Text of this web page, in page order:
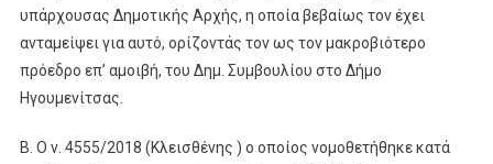
υπάρχουσας Δημοτικής Αρχής, η οποία βεβαίως τον έχει
ανταμείψει για αυτό, ορίζοντάς τον ως τον μακροβιότερο
πρόεδρο επ’ αμοιβή, του Δημ. Συμβουλίου στο Δήμο
Ηγουμενίτσας.
Β. Ο ν. 4555/2018 (Κλεισθένης ) ο οποίος νομοθετήθηκε κατά